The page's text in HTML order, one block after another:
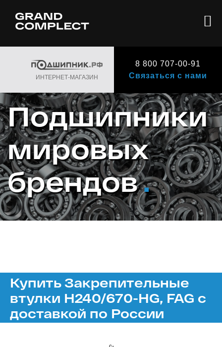
ИНТЕРНЕТ-МАГАЗИН
8 800 707-00-91
Связаться с нами
Подшипники
мировых
брендов.
Купить Закрепительные
втулки H240/670-HG, FAG с
доставкой по России